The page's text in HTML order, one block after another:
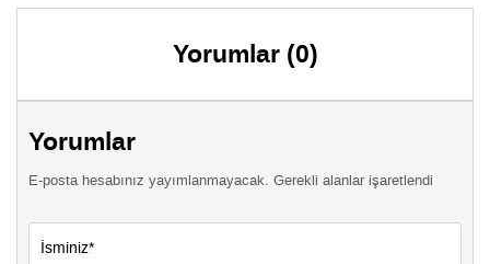
Yorumlar (0)
Yorumlar
E-posta hesabınız yayımlanmayacak. Gerekli alanlar işaretlendi